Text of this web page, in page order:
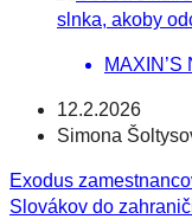
MAXIN’S
12.2.2026
Simona
Exodus
Slovákov do